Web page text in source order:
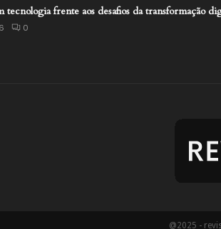
tecnologia frente aos desafios da transformação
0
@2025 -